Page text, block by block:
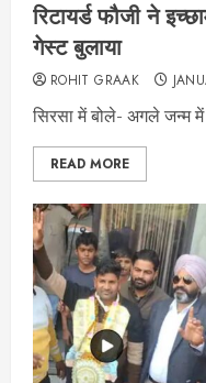
रिटायर्ड फौजी ने
गेस्ट बुलाया
ROHIT GRAAK
सिरसा में बोले- अगले जन्म
READ MORE